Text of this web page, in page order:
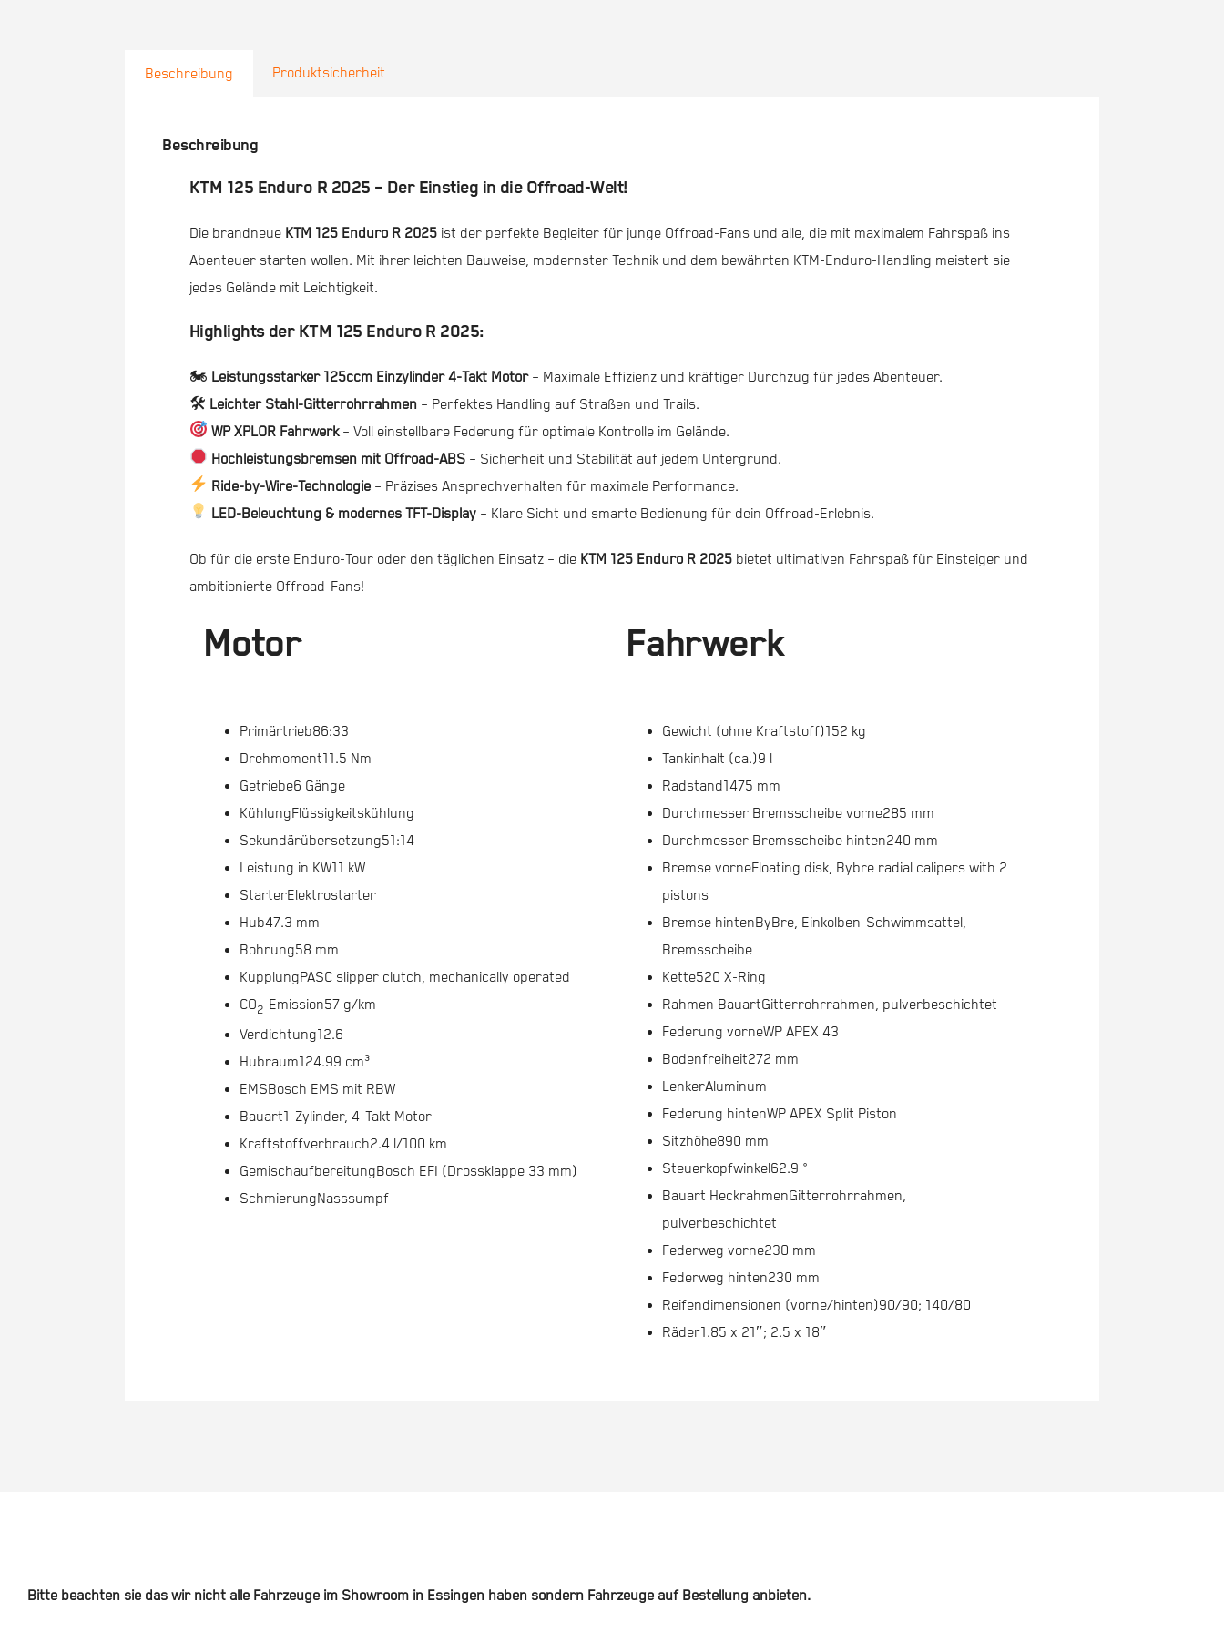
Beschreibung Produktsicherheit
Beschreibung
KTM 125 Enduro R 2025 – Der Einstieg in die Offroad-Welt!
Die brandneue KTM 125 Enduro R 2025ist der perfekte Begleiter für junge Offroad-Fans und alle, die mit maximalem Fahrspaß ins
Abenteuer starten wollen. Mit ihrer leichten Bauweise, modernster Technik und dem bewährten KTM-Enduro-Handling meistert sie
jedes Gelände mit Leichtigkeit.
Highlights der KTM 125 Enduro R 2025:
🏍 Leistungsstarker 125ccm Einzylinder 4-Takt Motor– Maximale Effizienz und kräftiger Durchzug für jedes Abenteuer.
🛠 Leichter Stahl-Gitterrohrrahmen– Perfektes Handling auf Straßen und Trails.
WP XPLOR Fahrwerk– Voll einstellbare Federung für optimale Kontrolle im Gelände.
Hochleistungsbremsen mit Offroad-ABS – Sicherheit und Stabilität auf jedem Untergrund.
Ride-by-Wire-Technologie – Präzises Ansprechverhalten für maximale Performance.
LED-Beleuchtung & modernes TFT-Display – Klare Sicht und smarte Bedienung für dein Offroad-Erlebnis.
Ob für die erste Enduro-Tour oder den täglichen Einsatz – die KTM 125 Enduro R 2025bietet ultimativen Fahrspaß für Einsteiger und
ambitionierte Offroad-Fans!
Motor
Primärtrieb86:33
Drehmoment11.5 Nm
Getriebe6 Gänge
KühlungFlüssigkeitskühlung
Sekundärübersetzung51:14
Leistung in KW11 kW
StarterElektrostarter
Hub47.3 mm
Bohrung58 mm
KupplungPASC slipper clutch, mechanically operated
CO2-Emission57 g/km
Verdichtung12.6
Hubraum124.99 cm³
EMSBosch EMS mit RBW
Bauart1-Zylinder, 4-Takt Motor
Kraftstoffverbrauch2.4 l/100 km
GemischaufbereitungBosch EFI (Drossklappe 33 mm)
SchmierungNasssumpf
Fahrwerk
Gewicht (ohne Kraftstoff)152 kg
Tankinhalt (ca.)9 l
Radstand1475 mm
Durchmesser Bremsscheibe vorne285 mm
Durchmesser Bremsscheibe hinten240 mm
Bremse vorneFloating disk, Bybre radial calipers with 2
pistons
Bremse hintenByBre, Einkolben-Schwimmsattel,
Bremsscheibe
Kette520 X-Ring
Rahmen BauartGitterrohrrahmen, pulverbeschichtet
Federung vorneWP APEX 43
Bodenfreiheit272 mm
LenkerAluminum
Federung hintenWP APEX Split Piston
Sitzhöhe890 mm
Steuerkopfwinkel62.9 °
Bauart HeckrahmenGitterrohrrahmen,
pulverbeschichtet
Federweg vorne230 mm
Federweg hinten230 mm
Reifendimensionen (vorne/hinten)90/90; 140/80
Räder1.85 x 21″; 2.5 x 18″
Bitte beachten sie das wir nicht alle Fahrzeuge im Showroom in Essingen haben sondern Fahrzeuge auf Bestellung anbieten.